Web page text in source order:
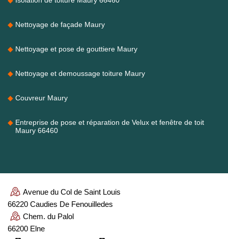
Nettoyage de façade Maury
Nettoyage et pose de gouttiere Maury
Nettoyage et demoussage toiture Maury
Couvreur Maury
Entreprise de pose et réparation de Velux et fenêtre de toit
Maury 66460
Avenue du Col de Saint Louis
66220 Caudies De Fenouilledes
Chem. du Palol
66200 Elne